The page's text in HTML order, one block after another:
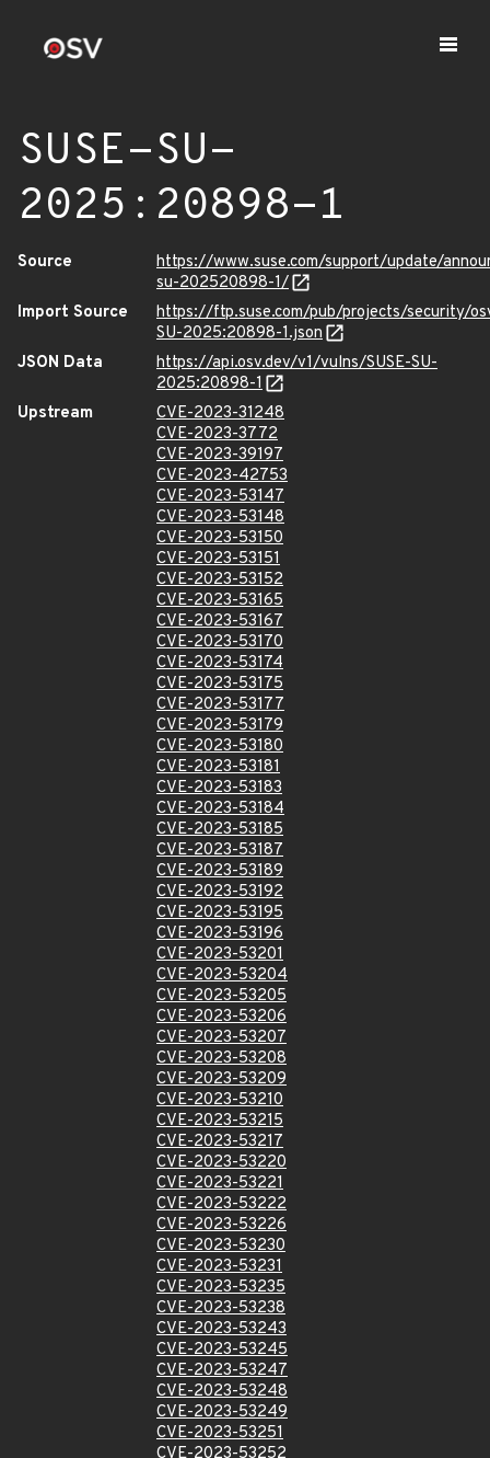
SUSE-SU-
2025:20898-1
Source
https://www.suse.com/support/update/
su-202520898-1/
Import Source
https://ftp.suse.com/pub/projects/security/
SU-2025:20898-1.json
JSON Data
https://api.osv.dev/v1/vulns/SUSE-SU-
2025:20898-1
Upstream
CVE-2023-31248
CVE-2023-3772
CVE-2023-39197
CVE-2023-42753
CVE-2023-53147
CVE-2023-53148
CVE-2023-53150
CVE-2023-53151
CVE-2023-53152
CVE-2023-53165
CVE-2023-53167
CVE-2023-53170
CVE-2023-53174
CVE-2023-53175
CVE-2023-53177
CVE-2023-53179
CVE-2023-53180
CVE-2023-53181
CVE-2023-53183
CVE-2023-53184
CVE-2023-53185
CVE-2023-53187
CVE-2023-53189
CVE-2023-53192
CVE-2023-53195
CVE-2023-53196
CVE-2023-53201
CVE-2023-53204
CVE-2023-53205
CVE-2023-53206
CVE-2023-53207
CVE-2023-53208
CVE-2023-53209
CVE-2023-53210
CVE-2023-53215
CVE-2023-53217
CVE-2023-53220
CVE-2023-53221
CVE-2023-53222
CVE-2023-53226
CVE-2023-53230
CVE-2023-53231
CVE-2023-53235
CVE-2023-53238
CVE-2023-53243
CVE-2023-53245
CVE-2023-53247
CVE-2023-53248
CVE-2023-53249
CVE-2023-53251